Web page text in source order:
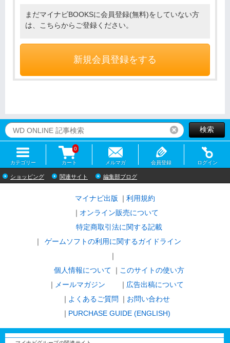
まだマイナビBOOKSに会員登録(無料)をしていない方
は、こちらからご登録ください。
新規会員登録をする
リセット検索
カテゴリー カート
0
メルマガ 会員登録 ログイン
ショッピング 関連サイト 編集部ブログ
マイナビ出版
利用規約
オンライン販売について
特定商取引法に関する記載
ゲームソフトの利用に関するガイドライン
｜
個人情報について
このサイトの使い方
メールマガジン
広告出稿について
よくあるご質問
お問い合わせ
PURCHASE GUIDE (ENGLISH)